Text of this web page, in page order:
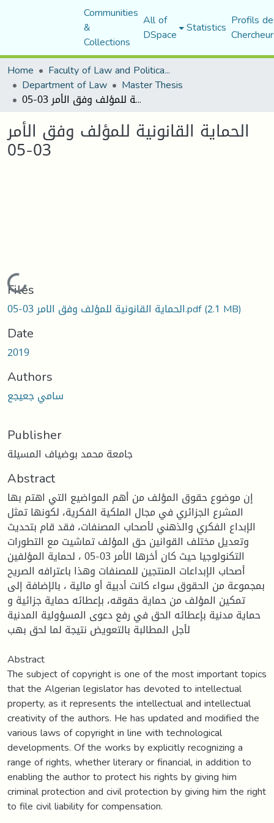
Communities
&
Collections
All of
DSpace Statistics Profils
Home
Faculty of Law and Political Science
Department of Law Master Thesis
الحماية القانونية للمؤلف وفق الأمر 03-05
الحماية القانونية للمؤلف وفق الأمر
03-05
Loading...
Files
الحماية القانونية للمؤلف وفق الامر 03-05.pdf(2.1 MB)
Date
2019
Authors
سامي جعيجع
Publisher
جامعة محمد بوضياف المسيلة
Abstract
إن موضوع حقوق المؤلف من أهم المواضيع التي اهتم بها
المشرع الجزائري في مجال الملكية الفكرية، لكونها تمثل
الإبداع الفكري والذهني لأصحاب المصنفات، فقد قام بتحديث
وتعديل مختلف القوانين حق المؤلف تماشيت مع التطورات
التكنولوجيا حيث كان أخرها الأمر 03-05 ، لحماية المؤلفين
أصحاب الإبداعات المنتجين للمصنفات وهذا باعترافه الصريح
بمجموعة من الحقوق سواء كانت أدبية أو مالية ، بالإضافة إلى
تمكين المؤلف من حماية حقوقه، بإعطائه حماية جزائية و
حماية مدنية بإعطائه الحق في رفع دعوى المسؤولية المدنية
لأجل المطالبة بالتعويض نتيجة لما لحق بهب
Abstract
The subject of copyright is one of the most important topics
that the Algerian legislator has devoted to intellectual
property, as it represents the intellectual and intellectual
creativity of the authors. He has updated and modified the
various laws of copyright in line with technological
developments. Of the works by explicitly recognizing a
range of rights, whether literary or financial, in addition to
enabling the author to protect his rights by giving him
criminal protection and civil protection by giving him the right
to file civil liability for compensation.